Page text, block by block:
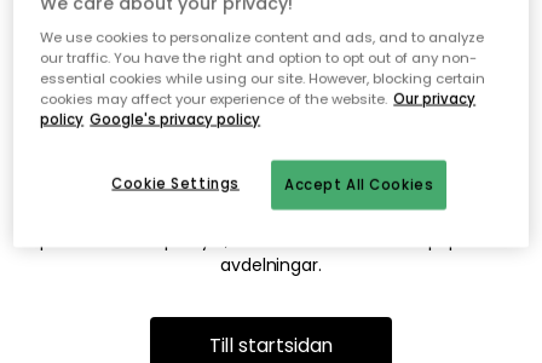
Vi hittar tyvärr inte sidan du
söker
Detta kan bero på att sidan inte längre finns eller att den har
flyttats. Vi ber om ursäkt för besväret. I menyn ovan kan du
prova att söka på nytt, eller besöka en av våra populära
avdelningar.
Till startsidan
We use cookies to personalize content and ads, and to analyze
our traffic. You have the right and option to opt out of any non-
essential cookies while using our site. However, blocking certain
cookies may affect your experience of the website. Our privacy
policy Google's privacy policy
Accept All Cookies
Cookie Settings